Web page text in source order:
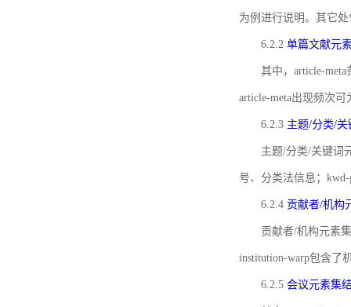
为例进行说明。其它
6.2.2 单篇文献元
其中，article-
article-meta出现频次可
6.2.3 主题/分类/
主题/分类/关键词
号、分类法信息；
6.2.4 贡献者/机构
贡献者/机构元素
institution-warp包含了
6.2.5 会议元素集